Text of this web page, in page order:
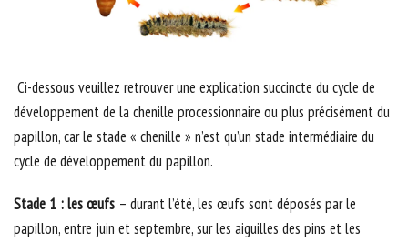
Ci-dessous veuillez retrouver une explication succincte du cycle de
développement de la chenille processionnaire ou plus précisément du
papillon, car le stade « chenille » n’est qu’un stade intermédiaire du
cycle de développement du papillon.
Stade 1 : les œufs – durant l’été, les œufs sont déposés par le
papillon, entre juin et septembre, sur les aiguilles des pins et les